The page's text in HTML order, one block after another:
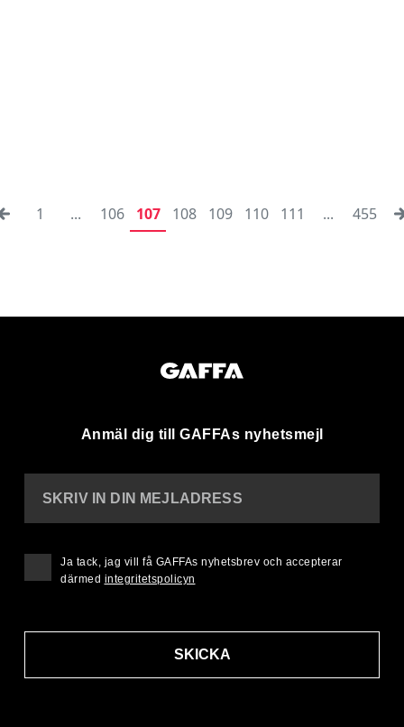
1 ... 106 107 108 109 110 111 ... 455
Anmäl dig till GAFFAs nyhetsmejl
SKRIV IN DIN MEJLADRESS
SKICKA
Ja tack, jag vill få GAFFAs nyhetsbrev och accepterar
därmed integritetspolicyn